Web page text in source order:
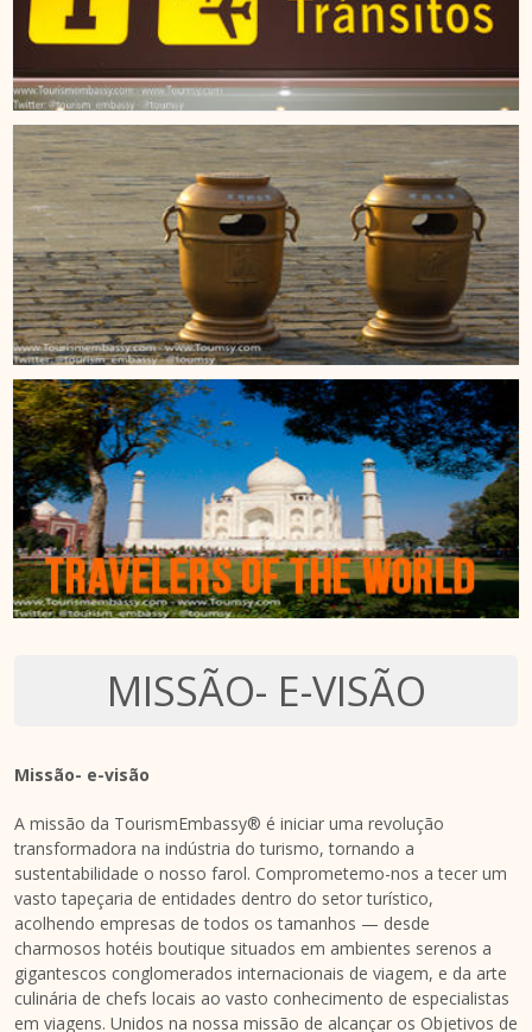
MISSÃO- E-VISÃO
Missão- e-visão
A missão da TourismEmbassy® é iniciar uma revolução
transformadora na indústria do turismo, tornando a
sustentabilidade o nosso farol. Comprometemo-nos a tecer um
vasto tapeçaria de entidades dentro do setor turístico,
acolhendo empresas de todos os tamanhos — desde
charmosos hotéis boutique situados em ambientes serenos a
gigantescos conglomerados internacionais de viagem, e da arte
culinária de chefs locais ao vasto conhecimento de especialistas
em viagens. Unidos na nossa missão de alcançar os Objetivos de